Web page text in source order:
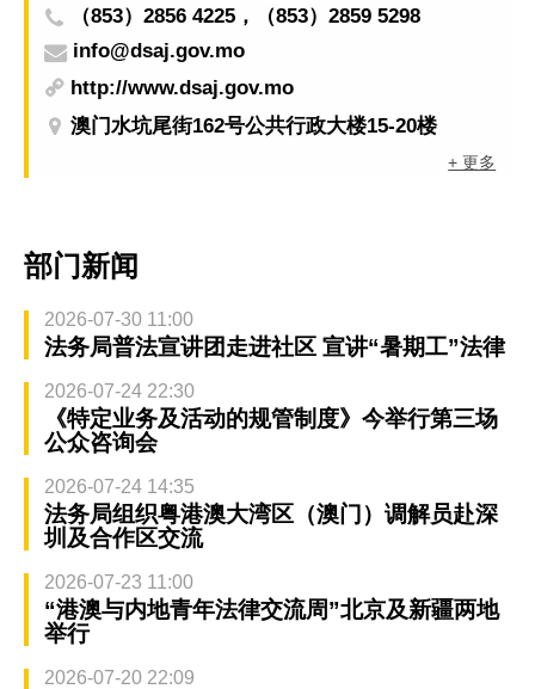
（853）2856 4225，（853）2859 5298
info@dsaj.gov.mo
http://www.dsaj.gov.mo
澳门水坑尾街162号公共行政大楼15-20楼
+ 更多
部门新闻
2026-07-30 11:00
法务局普法宣讲团走进社区 宣讲“暑期工”法律
2026-07-24 22:30
《特定业务及活动的规管制度》今举行第三场
公众咨询会
2026-07-24 14:35
法务局组织粤港澳大湾区（澳门）调解员赴深
圳及合作区交流
2026-07-23 11:00
“港澳与内地青年法律交流周”北京及新疆两地
举行
2026-07-20 22:09